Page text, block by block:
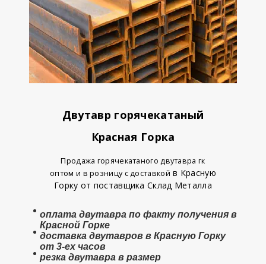
Двутавр горячекатаный
Красная Горка
Продажа горячекатаного двутавра гк
оптом и в розницу с доставкой в Красную
Горку от поставщика Склад Металла
оплата двутавра по факту получения в
Красной Горке
доставка двутавров в Красную Горку
от 3-ех часов
резка двутавра в размер